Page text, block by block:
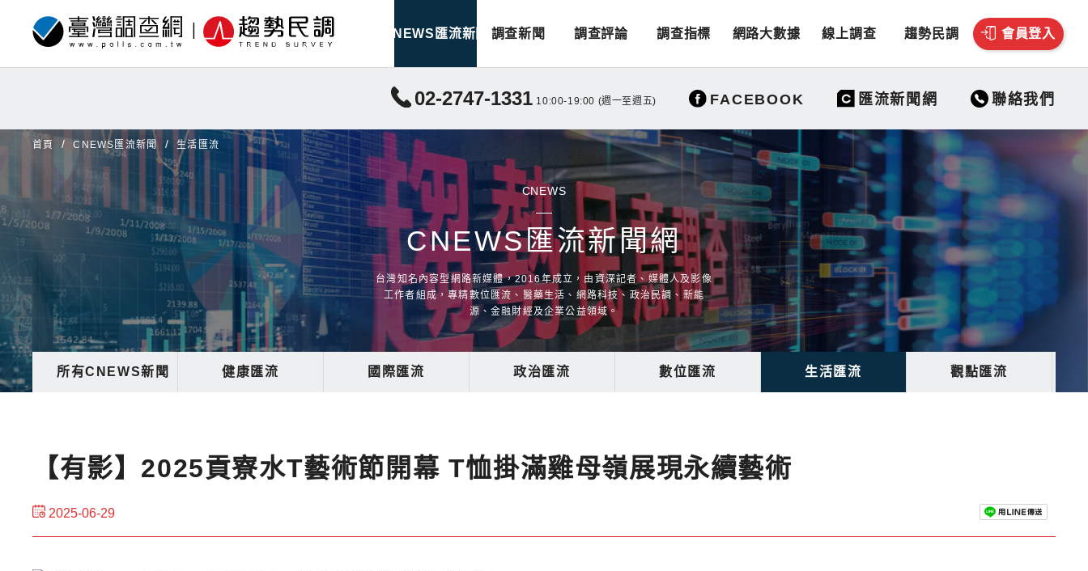
CNEWS匯流新聞 調查新聞 調查評論 調查指標 網路大數據 線上調查 趨勢民調 會員登入
02-2747-1331 10:00-19:00 (週一至週五) FACEBOOK 匯流新聞網 聯絡我們
首頁 CNEWS匯流新聞 生活匯流
CNEWS
CNEWS匯流新聞網
台灣知名內容型網路新媒體，2016年成立，由資深記者、媒體人及影像
工作者組成，專精數位匯流、醫藥生活、網路科技、政治民調、新能
源、金融財經及企業公益領域。
所有CNEWS新聞 健康匯流 國際匯流 政治匯流 數位匯流 生活匯流 觀點匯流
【有影】2025貢寮水T藝術節開幕 T恤掛滿雞母嶺展現永續藝術
2025-06-29